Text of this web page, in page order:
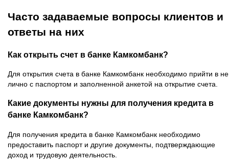
Часто задаваемые вопросы клиентов и
ответы на них
Как открыть счет в банке Камкомбанк?
Для открытия счета в банке Камкомбанк необходимо прийти в
лично с паспортом и заполненной анкетой на открытие счета.
Какие документы нужны для получения кредита в
банке Камкомбанк?
Для получения кредита в банке Камкомбанк необходимо
предоставить паспорт и другие документы, подтверждающие
доход и трудовую деятельность.